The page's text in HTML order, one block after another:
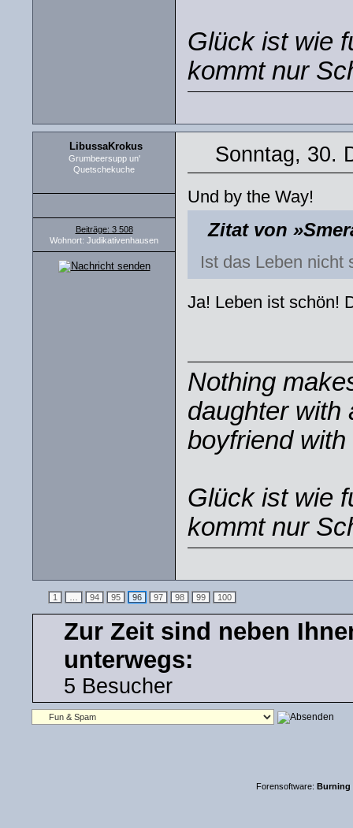
Glück ist wie
kommt nur
LibussaKrokus
Grumbeersupp un'
Quetschekuche
Beiträge: 3 508
Wohnort: Judikativenhausen
Sonntag, 30.
Und by the Way!
Zitat von
Ist das Leben nicht
Ja! Leben ist schön!
Nothing
daughter with
boyfriend
Glück ist wie
kommt nur
1 … 94 95 96 97 98 99 100
Zur Zeit sind neben
unterwegs:
5 Besucher
Forensoftware: